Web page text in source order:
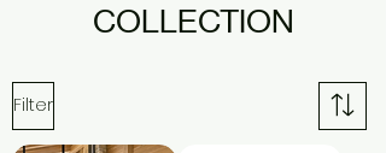
COLLECTION
Filter